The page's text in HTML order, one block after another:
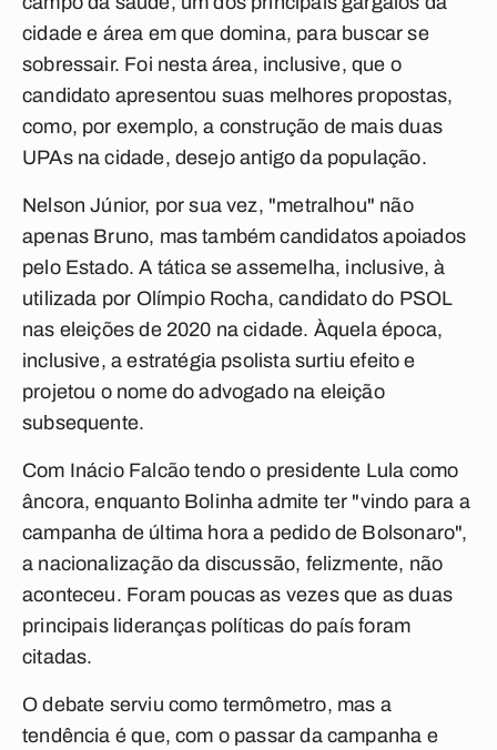
cidade e área em que domina, para buscar se
sobressair. Foi nesta área, inclusive, que o
candidato apresentou suas melhores propostas,
como, por exemplo, a construção de mais duas
UPAs na cidade, desejo antigo da população.
Nelson Júnior, por sua vez, "metralhou" não
apenas Bruno, mas também candidatos apoiados
pelo Estado. A tática se assemelha, inclusive, à
utilizada por Olímpio Rocha, candidato do PSOL
nas eleições de 2020 na cidade. Àquela época,
inclusive, a estratégia psolista surtiu efeito e
projetou o nome do advogado na eleição
subsequente.
Com Inácio Falcão tendo o presidente Lula como
âncora, enquanto Bolinha admite ter "vindo para a
campanha de última hora a pedido de Bolsonaro",
a nacionalização da discussão, felizmente, não
aconteceu. Foram poucas as vezes que as duas
principais lideranças políticas do país foram
citadas.
O debate serviu como termômetro, mas a
tendência é que, com o passar da campanha e